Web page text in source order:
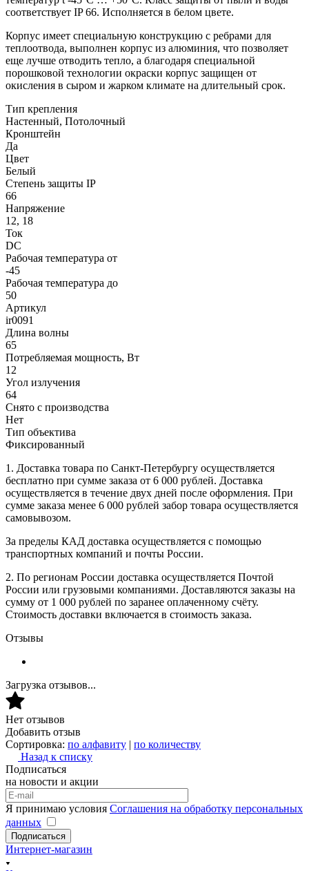
соответствует IP 66. Исполняется в белом цвете.
Корпус имеет специальную конструкцию с ребрами для
теплоотвода, выполнен корпус из алюминия, что позволяет
еще лучше отводить тепло, а благодаря специальной
порошковой технологии окраски корпус защищен от
окисления в сыром и жарком климате на длительный срок.
Тип крепления
Настенный, Потолочный
Кронштейн
Да
Цвет
Белый
Степень защиты IP
66
Напряжение
12, 18
Ток
DC
Рабочая температура от
-45
Рабочая температура до
50
Артикул
ir0091
Длина волны
65
Потребляемая мощность, Вт
12
Угол излучения
64
Снято с производства
Нет
Тип объектива
Фиксированный
1. Доставка товара по Санкт-Петербургу осуществляется
бесплатно при сумме заказа от 6 000 рублей. Доставка
осуществляется в течение двух дней после оформления. При
сумме заказа менее 6 000 рублей забор товара осуществляется
самовывозом.
За пределы КАД доставка осуществляется с помощью
транспортных компаний и почты России.
2. По регионам России доставка осуществляется Почтой
России или грузовыми компаниями. Доставляются заказы на
сумму от 1 000 рублей по заранее оплаченному счёту.
Стоимость доставки включается в стоимость заказа.
Отзывы
Загрузка отзывов...
Нет отзывов
Добавить отзыв
Сортировка: по алфавиту | по количеству
Назад к списку
Подписаться
на новости и акции
Я принимаю условия Соглашения на обработку персональных
данных
Подписаться
Интернет-магазин